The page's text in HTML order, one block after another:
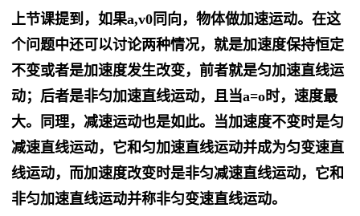
上节课提到，如果a,v0同向，物体做加速运动。在这
个问题中还可以讨论两种情况，就是加速度保持恒定
不变或者是加速度发生改变，前者就是匀加速直线运
动；后者是非匀加速直线运动，且当a=o时，速度最
大。同理，减速运动也是如此。当加速度不变时是匀
减速直线运动，它和匀加速直线运动并成为匀变速直
线运动，而加速度改变时是非匀减速直线运动，它和
非匀加速直线运动并称非匀变速直线运动。